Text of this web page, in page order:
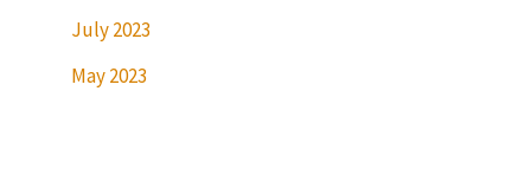
July 2023
May 2023